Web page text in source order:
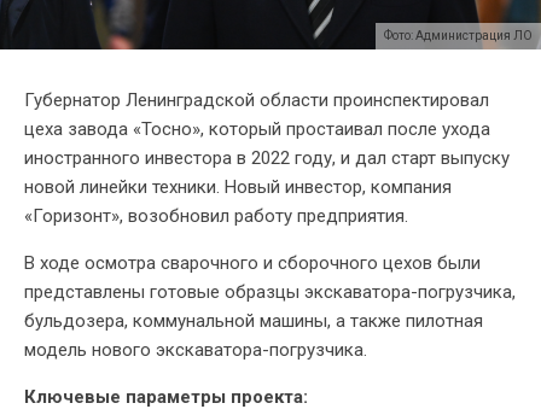
Фото: Администрация ЛО
Губернатор Ленинградской области проинспектировал
цеха завода «Тосно», который простаивал после ухода
иностранного инвестора в 2022 году, и дал старт выпуску
новой линейки техники. Новый инвестор, компания
«Горизонт», возобновил работу предприятия.
В ходе осмотра сварочного и сборочного цехов были
представлены готовые образцы экскаватора-погрузчика,
бульдозера, коммунальной машины, а также пилотная
модель нового экскаватора-погрузчика.
Ключевые параметры проекта: